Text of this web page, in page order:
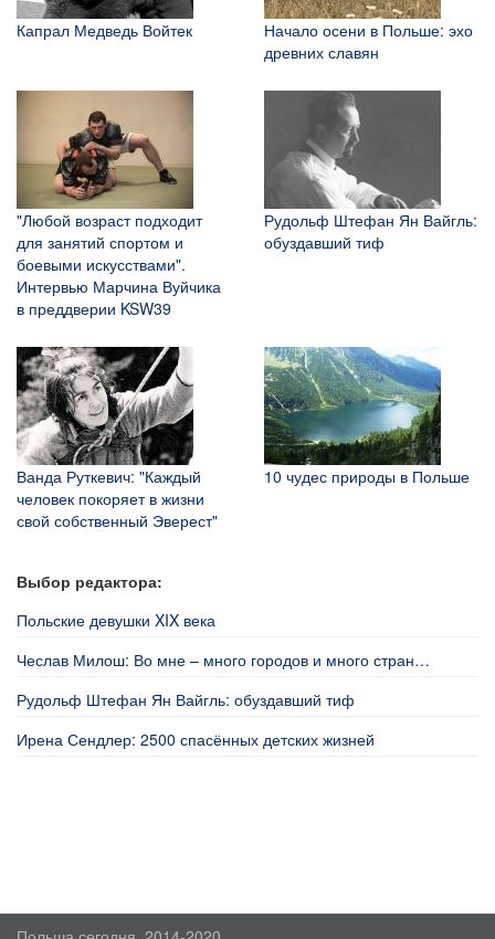
Капрал Медведь Войтек
Начало осени в Польше: эхо
древних славян
"Любой возраст подходит
для занятий спортом и
боевыми искусствами".
Интервью Марчина Вуйчика
в преддверии KSW39
Рудольф Штефан Ян Вайгль:
обуздавший тиф
Ванда Руткевич: "Каждый
человек покоряет в жизни
свой собственный Эверест"
10 чудес природы в Польше
Выбор редактора:
Польские девушки XIX века
Чеслав Милош: Во мне – много городов и много стран…
Рудольф Штефан Ян Вайгль: обуздавший тиф
Ирена Сендлер: 2500 спасённых детских жизней